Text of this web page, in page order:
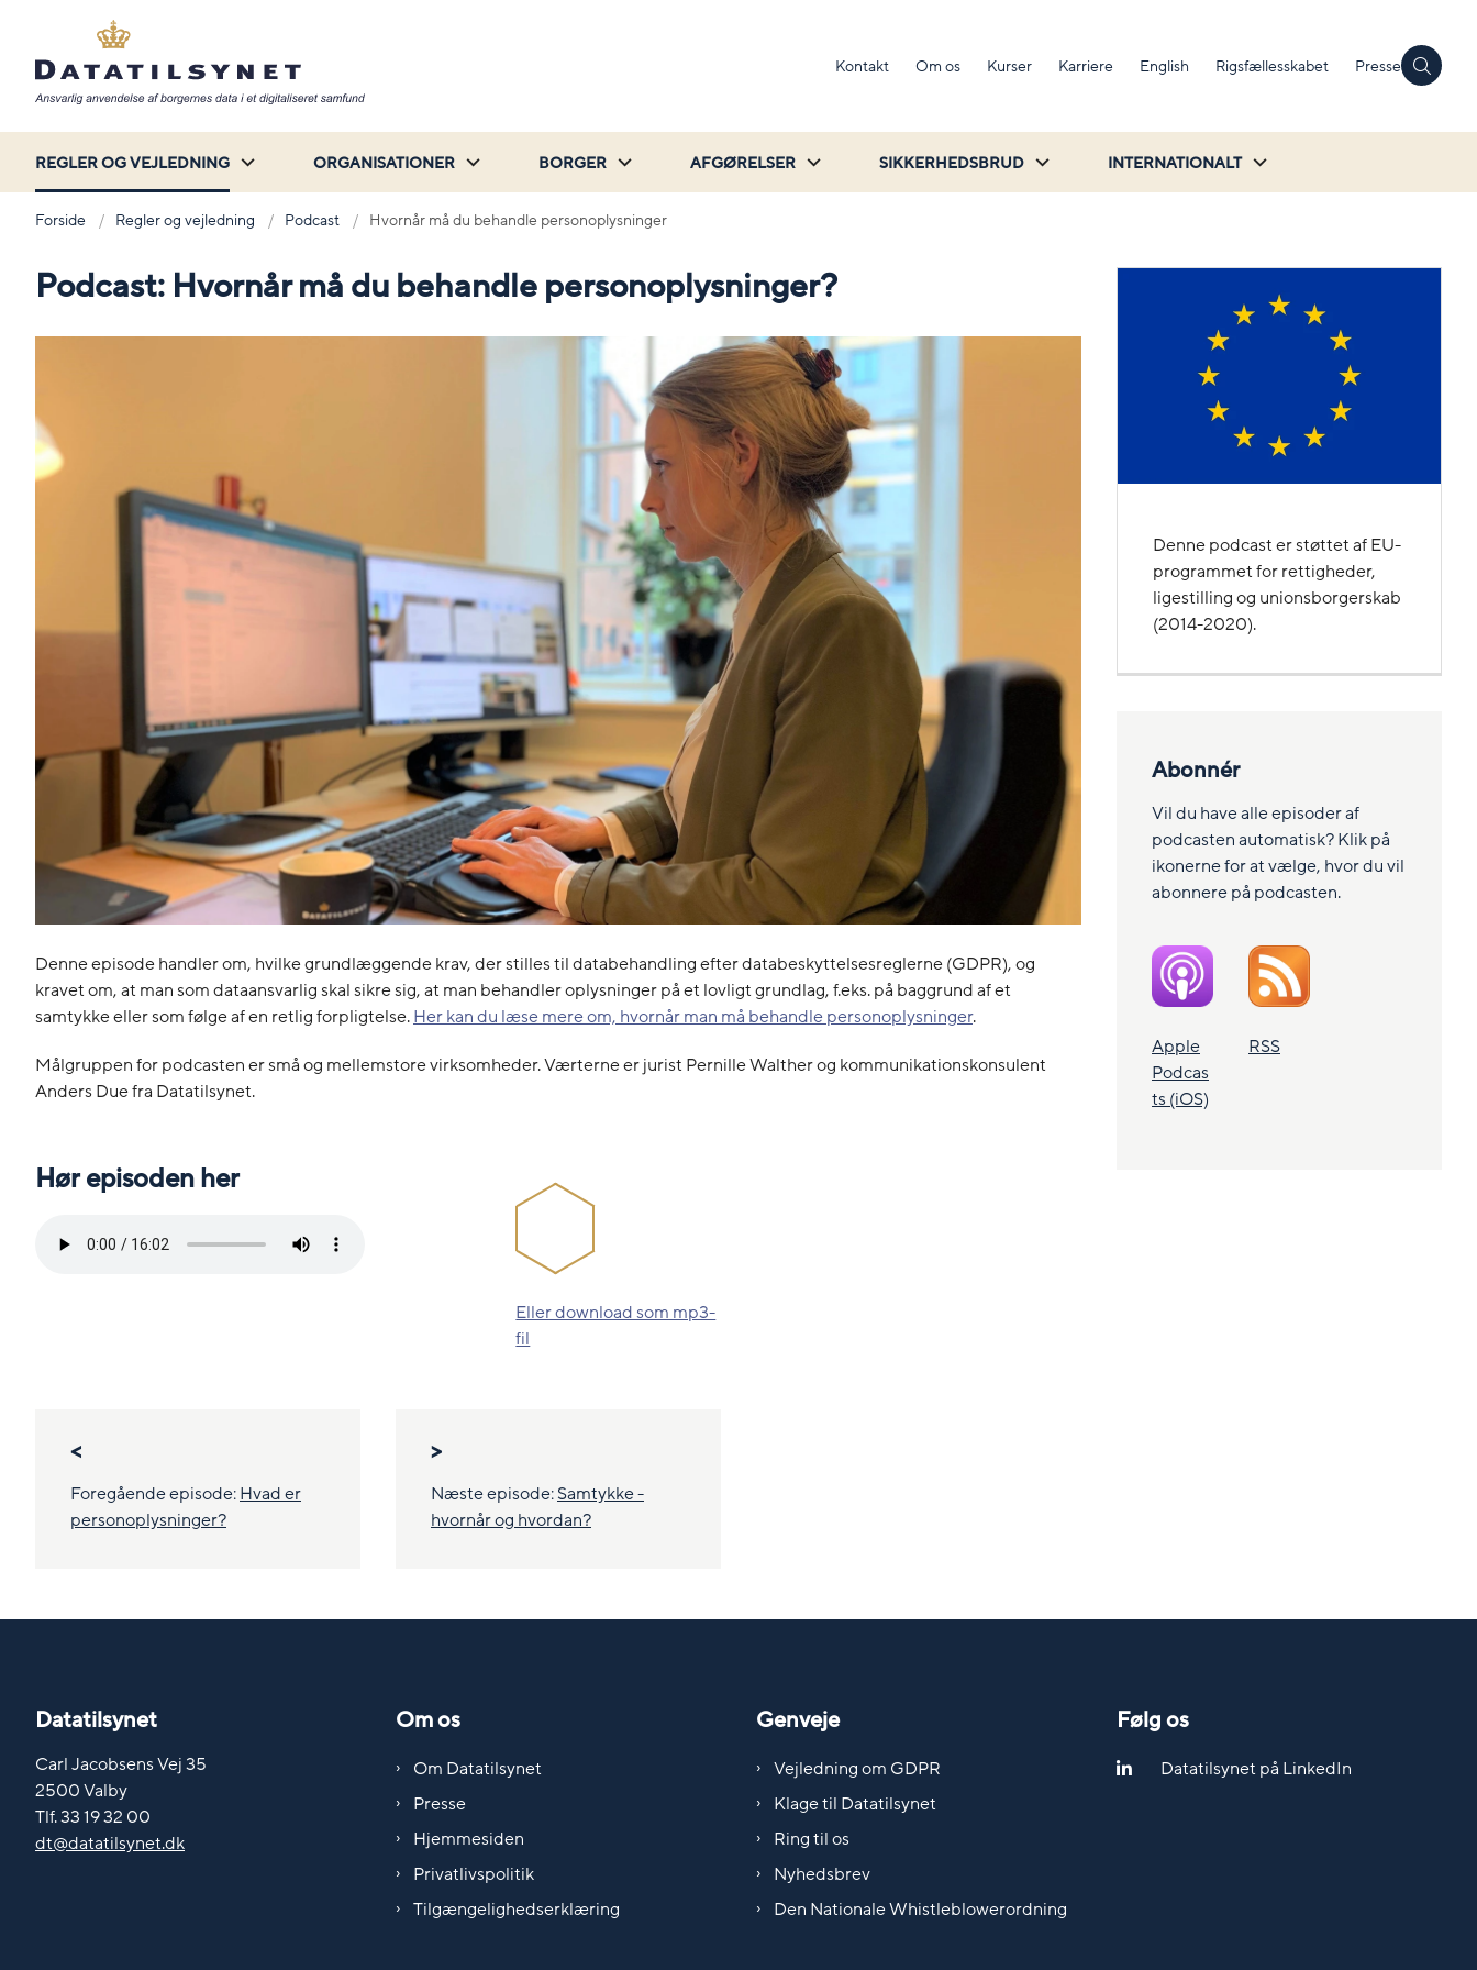
Kontakt Om os Kurser Karriere English Rigsfællesskabet Presse
REGLER OG VEJLEDNING ORGANISATIONER BORGER AFGØRELSER SIKKERHEDSBRUD INTERNATIONALT
Forside Regler og vejledning Podcast Hvornår må du behandle personoplysninger
Podcast: Hvornår må du behandle personoplysninger?
Denne episode handler om, hvilke grundlæggende krav, der stilles til databehandling efter databeskyttelsesreglerne (GDPR), og
kravet om, at man som dataansvarlig skal sikre sig, at man behandler oplysninger på et lovligt grundlag, f.eks. på baggrund af et
samtykke eller som følge af en retlig forpligtelse.Her kan du læse mere om, hvornår man må behandle personoplysninger.
Målgruppen for podcasten er små og mellemstore virksomheder. Værterne er jurist Pernille Walther og kommunikationskonsulent
Anders Due fra Datatilsynet.
Hør episoden her
Eller download som mp3-
fil
<
Foregående episode:Hvad er
personoplysninger?
>
Næste episode:Samtykke -
hvornår og hvordan?
Denne podcast er støttet af EU-
programmet for rettigheder,
ligestilling og unionsborgerskab
(2014-2020).
Abonnér
Vil du have alle episoder af
podcasten automatisk? Klik på
ikonerne for at vælge, hvor du vil
abonnere på podcasten.
Apple
Podcas
ts (iOS)
RSS
Datatilsynet
Carl Jacobsens Vej 35
2500 Valby
Tlf. 33 19 32 00
dt@datatilsynet.dk
Om os
Om Datatilsynet
Presse
Hjemmesiden
Privatlivspolitik
Tilgængelighedserklæring
Genveje
Vejledning om GDPR
Klage til Datatilsynet
Ring til os
Nyhedsbrev
Den Nationale Whistleblowerordning
Følg os
Datatilsynet på LinkedIn